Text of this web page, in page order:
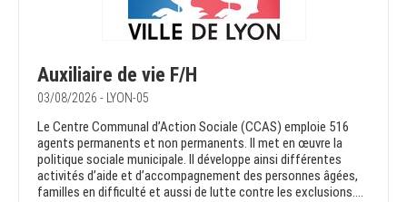
Auxiliaire de vie F/H
03/08/2026 - LYON-05
Le Centre Communal d’Action Sociale (CCAS) emploie 516
agents permanents et non permanents. Il met en œuvre la
politique sociale municipale. Il développe ainsi différentes
activités d’aide et d’accompagnement des personnes âgées,
familles en difficulté et aussi de lutte contre les exclusions....